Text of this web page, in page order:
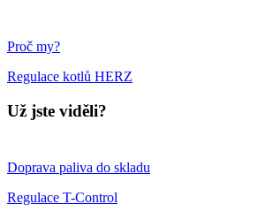
Proč my?
Regulace kotlů HERZ
Už jste viděli?
Doprava paliva do skladu
Regulace T-Control